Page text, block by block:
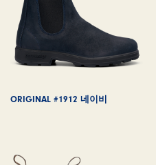
ORIGINAL #1912 네이비